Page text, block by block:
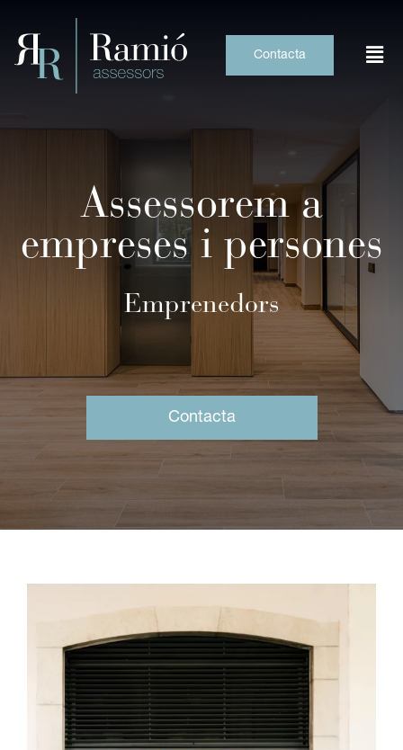
content
Contacta
Assessorem a
empreses i persones
Microempreses
Emprenedors
Persones
Contacta